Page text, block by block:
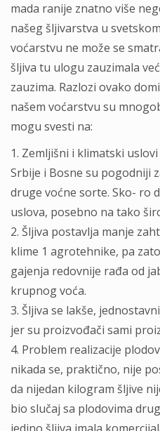
mada ranije znatno više
našeg šljivarstva u
voćarstvu ne može se
šljiva tu ulogu zauzimala
zauzima. Razlozi ovako
našem voćarstvu su
mogu svesti na:
1. Zemljišni i klimatski
Srbije i Bosne su pogodniji
druge voćne sorte. Sko- ro
uslova, posebno na tako
2. Šljiva postavlja manje
klime 1 agrotehnike, pa
gajenja redovnije rađa od
krupnog voća.
3. Šljiva se lakše,
jer su proizvođači sami
4. Problem realizacije
nikada se, praktično, nije
da nijedan kilogram šljive
bio slučaj sa plodovima